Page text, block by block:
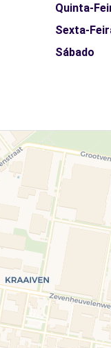
Quinta-
Sexta-
Sábado